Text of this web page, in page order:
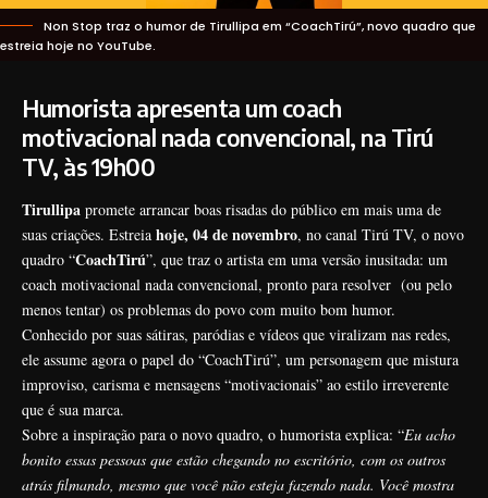
Non Stop traz o humor de Tirullipa em “CoachTirú”, novo quadro que
estreia hoje no YouTube.
Humorista apresenta um coach
motivacional nada convencional, na Tirú
TV, às 19h00
Tirullipa promete arrancar boas risadas do público em mais uma de
suas criações. Estreia hoje, 04 de novembro, no canal Tirú TV, o novo
quadro “CoachTirú”, que traz o artista em uma versão inusitada: um
coach motivacional nada convencional, pronto para resolver (ou pelo
menos tentar) os problemas do povo com muito bom humor.
Conhecido por suas sátiras, paródias e vídeos que viralizam nas redes,
ele assume agora o papel do “CoachTirú”, um personagem que mistura
improviso, carisma e mensagens “motivacionais” ao estilo irreverente
que é sua marca.
Sobre a inspiração para o novo quadro, o humorista explica: “Eu acho
bonito essas pessoas que estão chegando no escritório, com os outros
atrás filmando, mesmo que você não esteja fazendo nada. Você mostra